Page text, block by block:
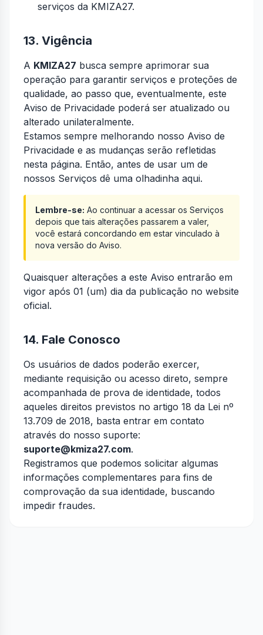
serviços da KMIZA27.
13. Vigência
A KMIZA27 busca sempre aprimorar sua
operação para garantir serviços e proteções de
qualidade, ao passo que, eventualmente, este
Aviso de Privacidade poderá ser atualizado ou
alterado unilateralmente.
Estamos sempre melhorando nosso Aviso de
Privacidade e as mudanças serão refletidas
nesta página. Então, antes de usar um de
nossos Serviços dê uma olhadinha aqui.
Lembre-se: Ao continuar a acessar os Serviços
depois que tais alterações passarem a valer,
você estará concordando em estar vinculado à
nova versão do Aviso.
Quaisquer alterações a este Aviso entrarão em
vigor após 01 (um) dia da publicação no website
oficial.
14. Fale Conosco
Os usuários de dados poderão exercer,
mediante requisição ou acesso direto, sempre
acompanhada de prova de identidade, todos
aqueles direitos previstos no artigo 18 da Lei nº
13.709 de 2018, basta entrar em contato
através do nosso suporte:
suporte@kmiza27.com.
Registramos que podemos solicitar algumas
informações complementares para fins de
comprovação da sua identidade, buscando
impedir fraudes.